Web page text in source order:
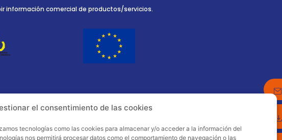
el consentimiento de las cookies
tecnologías como las cookies para almacenar y/o acceder a la información del
nos permitirá procesar datos como el comportamiento de navegación o las
información comercial de productos/servicios.